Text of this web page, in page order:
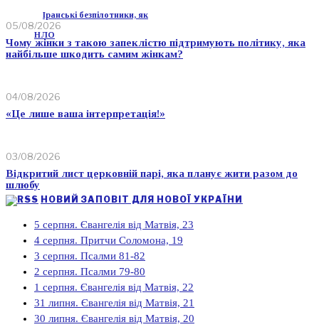
Іранські безпілотники, як
НЛО
05/08/2026
Чому жінки з такою запеклістю підтримують політику, яка
найбільше шкодить самим жінкам?
04/08/2026
«Це лише ваша інтерпретація!»
03/08/2026
Відкритий лист церковній парі, яка планує жити разом до
шлюбу
НОВИЙ ЗАПОВІТ ДЛЯ НОВОЇ УКРАЇНИ
5 серпня. Євангелія від Матвія, 23
4 серпня. Притчи Соломона, 19
3 серпня. Псалми 81-82
2 серпня. Псалми 79-80
1 серпня. Євангелія від Матвія, 22
31 липня. Євангелія від Матвія, 21
30 липня. Євангелія від Матвія, 20